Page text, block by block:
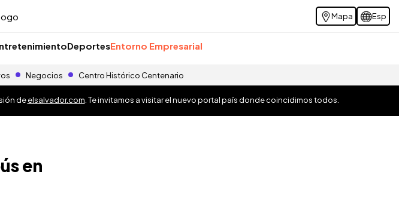
Mapa Esp
DeportesEntorno Empresarial
Negocios Centro Histórico Centenario
deelsalvador.com . Te invitamos a visitar el nuevo portal país donde coincidimos todos.
en